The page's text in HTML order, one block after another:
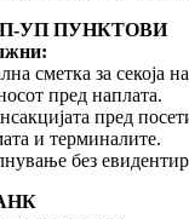
УП ПУНКТОВИ
сметка за секоја
пред наплата.
пред
и терминалите.
без